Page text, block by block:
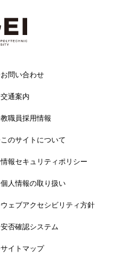
お問い合わせ
交通案内
教職員採用情報
このサイトについて
情報セキュリティポリシー
個人情報の取り扱い
ウェブアクセシビリティ方針
安否確認システム
サイトマップ